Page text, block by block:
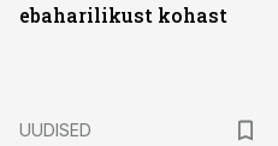
ebaharilikust kohast
UUDISED